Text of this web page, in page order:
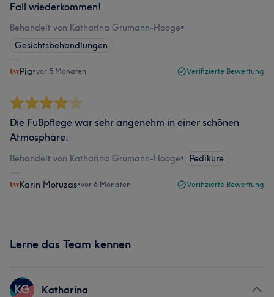
Fall wiederkommen!
Behandelt von Katharina Grumann-Hooge•
Gesichtsbehandlungen
Pia•vor 5 Monaten Verifizierte Bewertung
Die Fußpflege war sehr angenehm in einer schönen
Atmosphäre.
Behandelt von Katharina Grumann-Hooge• Pediküre
Karin Motuzas•vor 6 Monaten Verifizierte Bewertung
Lerne das Team kennen
KG Katharina